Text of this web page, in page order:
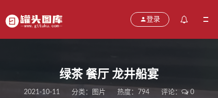
登录
绿茶 餐厅 龙井船宴
2021-10-11 分类： 图片 热度：794 评论：
0